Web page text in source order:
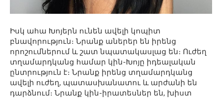
Իսկ ահա Խոյերն ունեն ավելի կոպիտ
բնավորություն։ Նրանք աներեր են իրենց
որոշումներում և շատ նպատակասլաց են։ Ուժեղ
տղամարդկանց համար կին-Խոյը իդեալական
ընտրություն է։ Նրանք իրենց տղամարդկանց
ավելի ուժեղ, պատասխանատու և արժանի են
դարձնում։ Նրանք կին-իրատեսներ են, խիստ